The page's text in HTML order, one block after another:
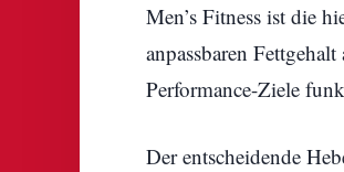
Men’s Fitness ist die
anpassbaren
Performance-Ziele
Der entscheidende